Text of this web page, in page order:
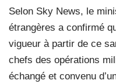
Selon Sky News, le
étrangères a confirmé
vigueur à partir de ce
chefs des opérations
échangé et convenu